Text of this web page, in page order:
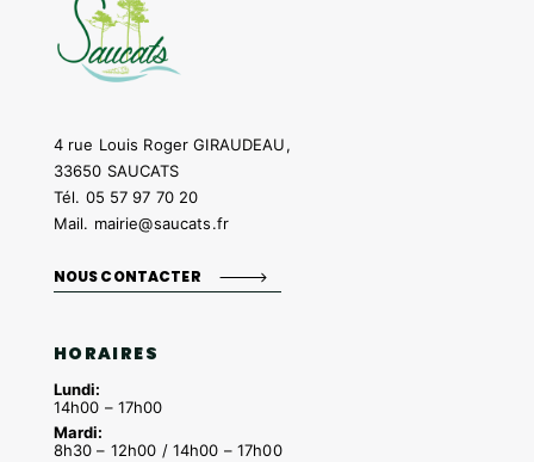
4 rue Louis Roger GIRAUDEAU,
33650 SAUCATS
Tél. 05 57 97 70 20
Mail. mairie@saucats.fr
NOUS CONTACTER
HORAIRES
Lundi:
14h00 – 17h00
Mardi:
8h30 – 12h00 / 14h00 – 17h00